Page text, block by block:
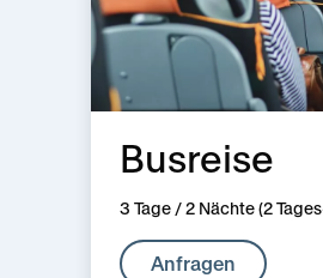
Busreise
3 Tage / 2 Nächte (2
Anfragen